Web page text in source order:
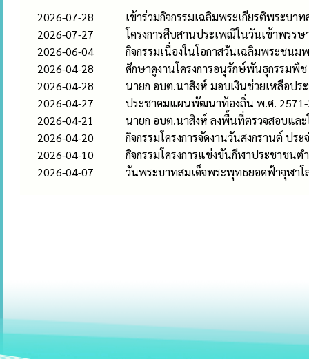
2026-07-28
เข้าร่วมกิจกรรมเฉลิมพระเกียรติพระบ
2026-07-27
โครงการสืบสานประเพณีในวันเข้าพรรษ
2026-06-04
กิจกรรมเนื่องในโอกาสวันเฉลิมพระชน
2026-04-28
ศึกษาดูงานโครงการอนุรักษ์พันธุกรรมพื
2026-04-28
นายก อบต.นาสิงห์ มอบเงินช่วยเหลือปร
2026-04-27
ประชาคมแผนพัฒนาท้องถิ่น พ.ศ.
2026-04-21
นายก อบต.นาสิงห์ ลงพื้นที่ตรวจสอบและ
2026-04-20
กิจกรรมโครงการจัดงานวันสงกรานต์ ปร
2026-04-10
กิจกรรมโครงการแข่งขันกีฬาประชาชน
2026-04-07
วันพระบาทสมเด็จพระพุทธยอดฟ้าจุฬาโ